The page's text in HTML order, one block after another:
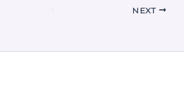
NEXT